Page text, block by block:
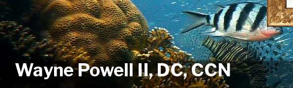
Wayne Powell II, DC, CCN